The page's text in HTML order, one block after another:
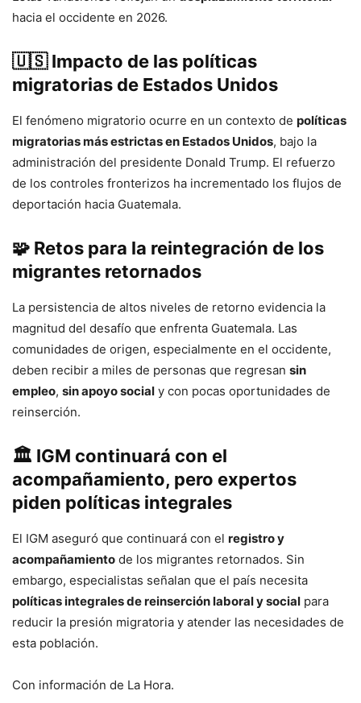
hacia el occidente en 2026.
🇺🇸Impacto de las políticas
migratorias de Estados Unidos
El fenómeno migratorio ocurre en un contexto de políticas
migratorias más estrictas en Estados Unidos, bajo la
administración del presidente Donald Trump. El refuerzo
de los controles fronterizos ha incrementado los flujos de
deportación hacia Guatemala.
🧩 Retos para la reintegración de los
migrantes retornados
La persistencia de altos niveles de retorno evidencia la
magnitud del desafío que enfrenta Guatemala. Las
comunidades de origen, especialmente en el occidente,
deben recibir a miles de personas que regresan sin
empleo, sin apoyo social y con pocas oportunidades de
reinserción.
🏛️ IGM continuará con el
acompañamiento, pero expertos
piden políticas integrales
El IGM aseguró que continuará con el registro y
acompañamiento de los migrantes retornados. Sin
embargo, especialistas señalan que el país necesita
políticas integrales de reinserción laboral y social para
reducir la presión migratoria y atender las necesidades de
esta población.
Con información de La Hora.